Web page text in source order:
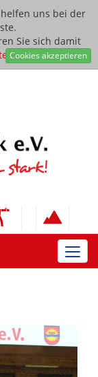
helfen uns bei der
Sie sich damit
Cookies akzeptieren